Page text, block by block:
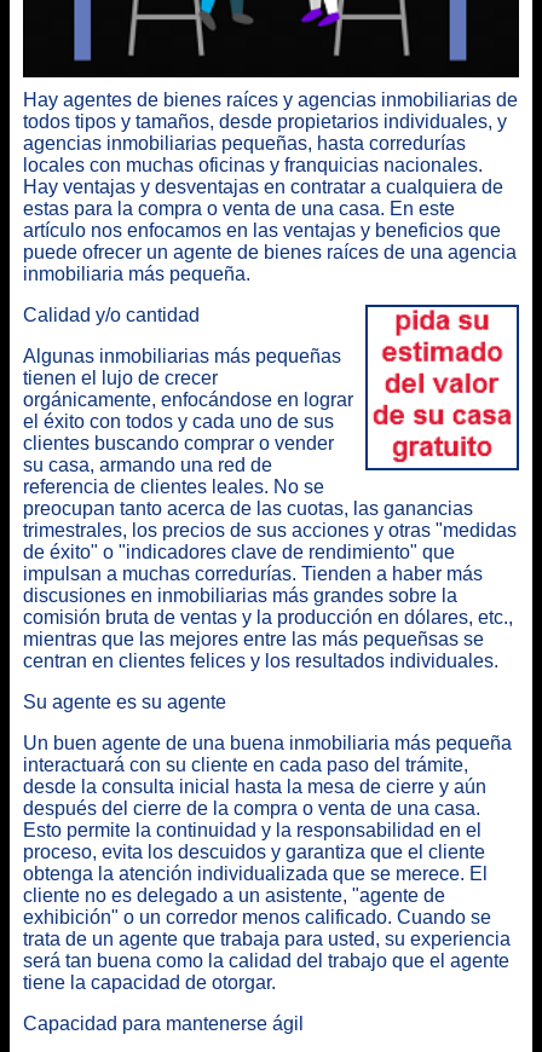
Hay agentes de bienes raíces y agencias inmobiliarias de
todos tipos y tamaños, desde propietarios individuales, y
agencias inmobiliarias pequeñas, hasta corredurías
locales con muchas oficinas y franquicias nacionales.
Hay ventajas y desventajas en contratar a cualquiera de
estas para la compra o venta de una casa. En este
artículo nos enfocamos en las ventajas y beneficios que
puede ofrecer un agente de bienes raíces de una agencia
inmobiliaria más pequeña.
Calidad y/o cantidad
Algunas inmobiliarias más pequeñas
tienen el lujo de crecer
orgánicamente, enfocándose en lograr
el éxito con todos y cada uno de sus
clientes buscando comprar o vender
su casa, armando una red de
referencia de clientes leales. No se
preocupan tanto acerca de las cuotas, las ganancias
trimestrales, los precios de sus acciones y otras "medidas
de éxito" o "indicadores clave de rendimiento" que
impulsan a muchas corredurías. Tienden a haber más
discusiones en inmobiliarias más grandes sobre la
comisión bruta de ventas y la producción en dólares, etc.,
mientras que las mejores entre las más pequeñsas se
centran en clientes felices y los resultados individuales.
Su agente es su agente
Un buen agente de una buena inmobiliaria más pequeña
interactuará con su cliente en cada paso del trámite,
desde la consulta inicial hasta la mesa de cierre y aún
después del cierre de la compra o venta de una casa.
Esto permite la continuidad y la responsabilidad en el
proceso, evita los descuidos y garantiza que el cliente
obtenga la atención individualizada que se merece. El
cliente no es delegado a un asistente, "agente de
exhibición" o un corredor menos calificado. Cuando se
trata de un agente que trabaja para usted, su experiencia
será tan buena como la calidad del trabajo que el agente
tiene la capacidad de otorgar.
Capacidad para mantenerse ágil